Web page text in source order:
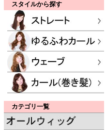
スタイルから探す
カテゴリ一覧